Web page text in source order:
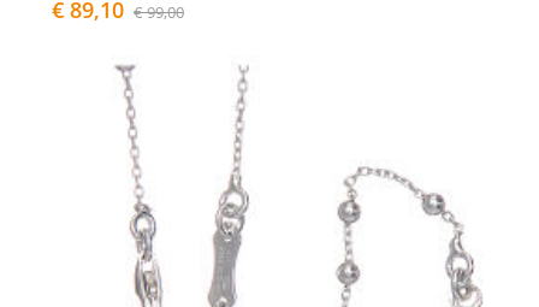
€ 89,10 € 99,00